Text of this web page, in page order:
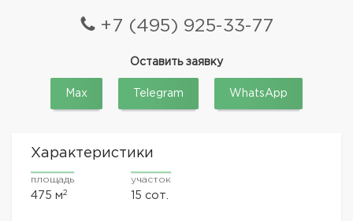
+7 (495) 925-33-77
Оставить заявку
Max Telegram WhatsApp
Характеристики
площадь
475 м2
участок
15 сот.